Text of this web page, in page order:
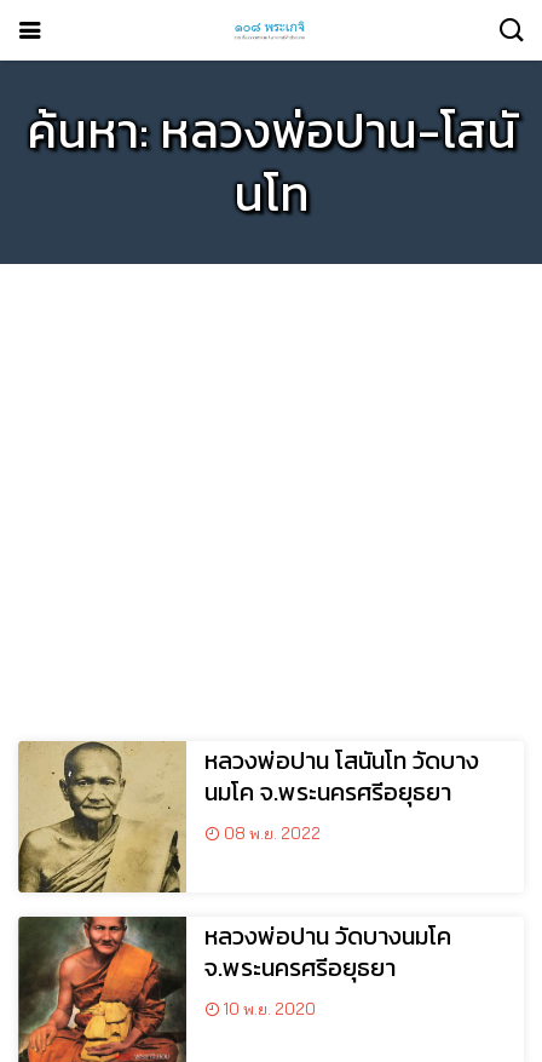
ค้นหา: หลวงพ่อปาน-โสนั
นโท
หลวงพ่อปาน โสนันโท วัดบาง
นมโค จ.พระนครศรีอยุธยา
08 พ.ย. 2022
หลวงพ่อปาน วัดบางนมโค
จ.พระนครศรีอยุธยา
10 พ.ย. 2020